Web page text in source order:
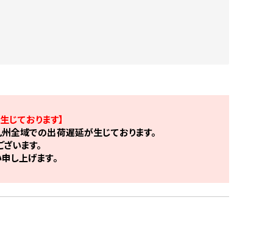
ております】
全域での出荷遅延が生じております。
います。
し上げます。